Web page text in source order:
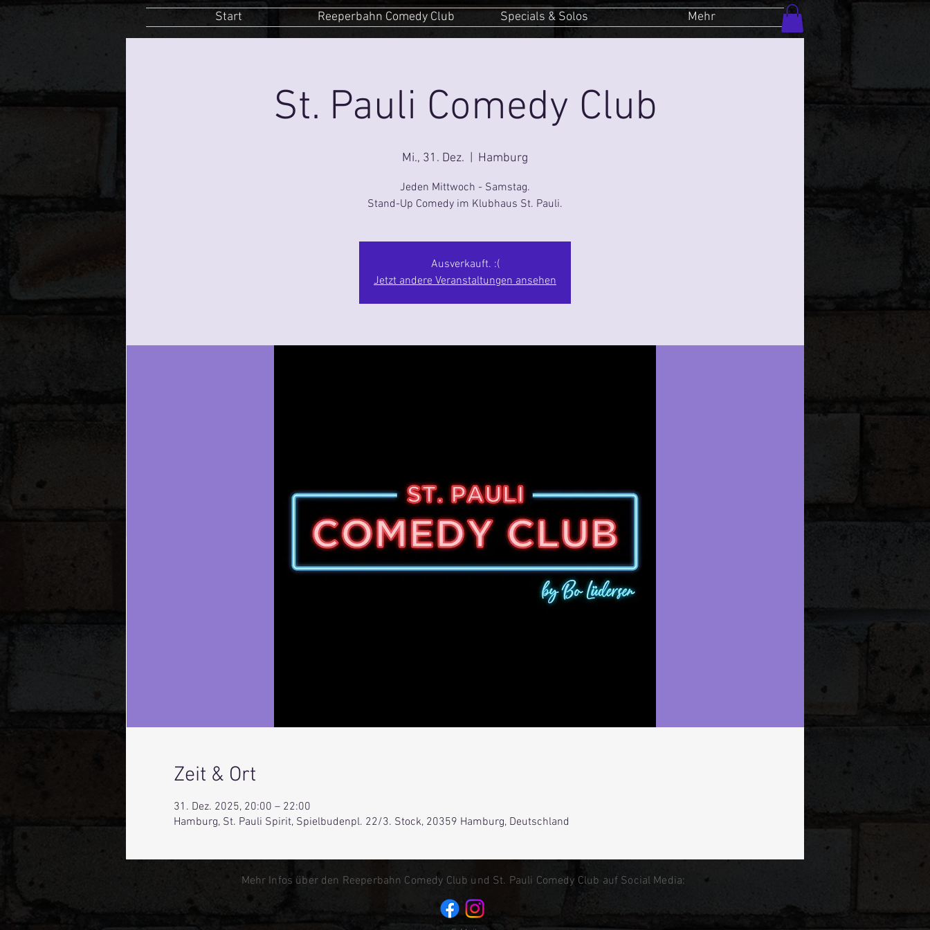
Start Reeperbahn Comedy Club Specials & Solos Mehr
St. Pauli Comedy Club
Mi., 31. Dez. Hamburg
Jeden Mittwoch - Samstag.
Stand-Up Comedy im Klubhaus St. Pauli.
Ausverkauft. :(
Jetzt andere Veranstaltungen ansehen
Zeit & Ort
31. Dez. 2025, 20:00 – 22:00
Hamburg, St. Pauli Spirit, Spielbudenpl. 22/3. Stock, 20359 Hamburg, Deutschland
Mehr Infos über den Reeperbahn Comedy Club und St. Pauli Comedy Club auf Social Media: